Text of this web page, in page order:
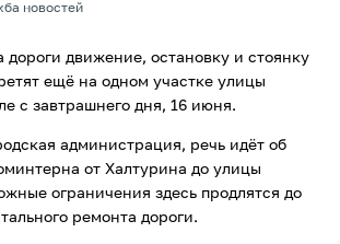
новостей
дороги движение, остановку и стоянку
ещё на одном участке улицы
с завтрашнего дня, 16 июня.
администрация, речь идёт об
от Халтурина до улицы
ограничения здесь продлятся до
ремонта дороги.